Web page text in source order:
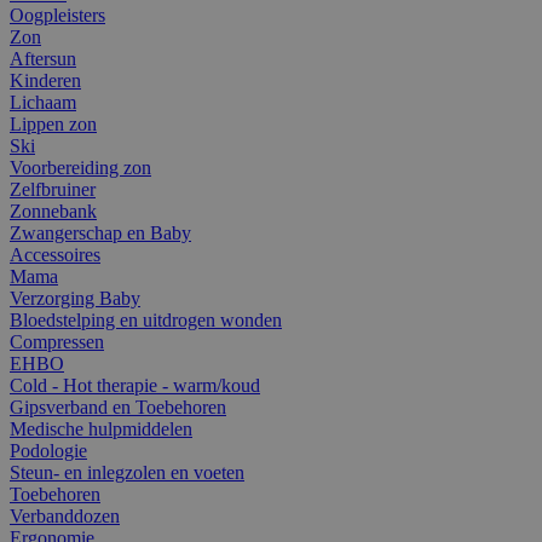
Oogpleisters
Zon
Aftersun
Kinderen
Lichaam
Lippen zon
Ski
Voorbereiding zon
Zelfbruiner
Zonnebank
Zwangerschap en Baby
Accessoires
Mama
Verzorging Baby
Bloedstelping en uitdrogen wonden
Compressen
EHBO
Cold - Hot therapie - warm/koud
Gipsverband en Toebehoren
Medische hulpmiddelen
Podologie
Steun- en inlegzolen en voeten
Toebehoren
Verbanddozen
Ergonomie